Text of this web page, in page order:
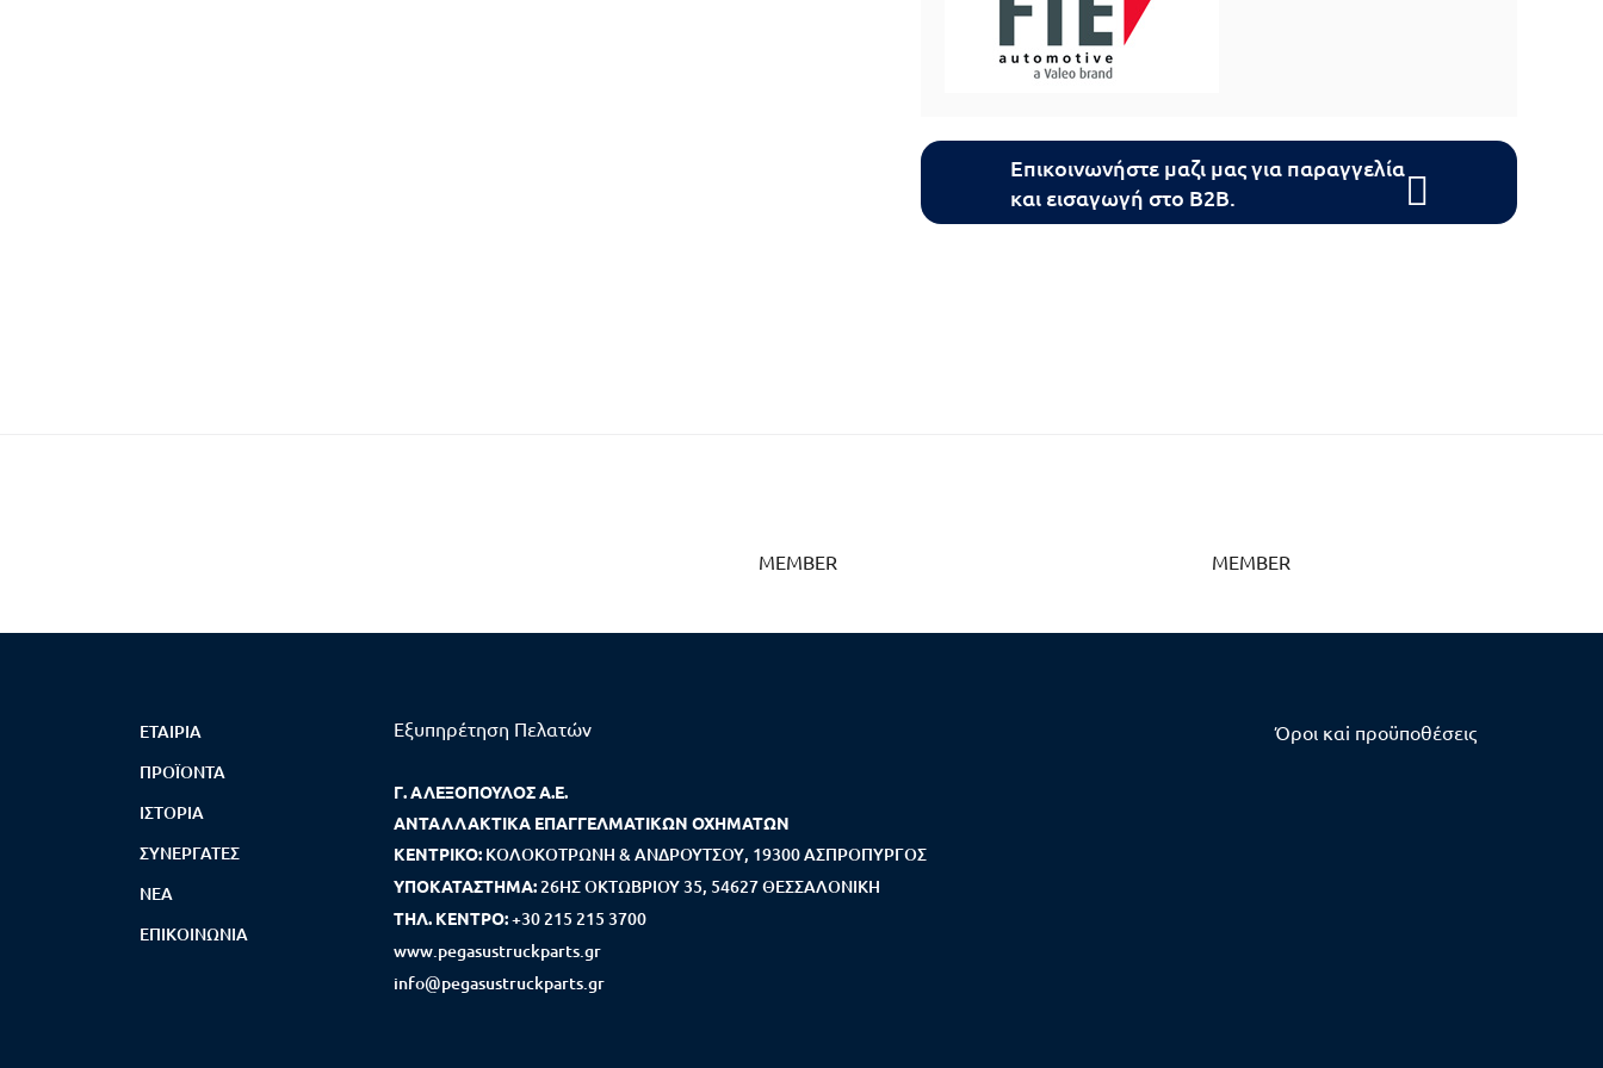
Επικοινωνήστε μαζι μας για παραγγελία
και εισαγωγή στο B2B.
MEMBER MEMBER
ΕΤΑΙΡΊΑ
ΠΡΟΪΌΝΤΑ
ΙΣΤΟΡΊΑ
ΣΥΝΕΡΓΆΤΕΣ
ΝΈΑ
ΕΠΙΚΟΙΝΩΝΊΑ
Εξυπηρέτηση Πελατών
Γ. ΑΛΕΞΟΠΟΥΛΟΣ Α.Ε.
ΑΝΤΑΛΛΑΚΤΙΚΑ ΕΠΑΓΓΕΛΜΑΤΙΚΩΝ ΟΧΗΜΑΤΩΝ
ΚΕΝΤΡΙΚΟ: ΚΟΛΟΚΟΤΡΩΝΗ & ΑΝΔΡΟΥΤΣΟΥ, 19300 ΑΣΠΡΟΠΥΡΓΟΣ
ΥΠΟΚΑΤΑΣΤΗΜΑ: 26ΗΣ ΟΚΤΩΒΡΙΟΥ 35, 54627 ΘΕΣΣΑΛΟΝΙΚΗ
ΤΗΛ. ΚΕΝΤΡΟ:+30 215 215 3700
www.pegasustruckparts.gr
info@pegasustruckparts.gr
Όροι καi προϋποθέσεις